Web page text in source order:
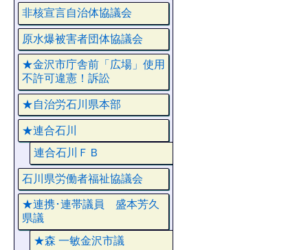
非核宣言自治体協議会
原水爆被害者団体協議会
★金沢市庁舎前「広場」使用
不許可違憲！訴訟
★自治労石川県本部
★連合石川
連合石川ＦＢ
石川県労働者福祉協議会
★連携･連帯議員 盛本芳久
県議
★森 一敏金沢市議